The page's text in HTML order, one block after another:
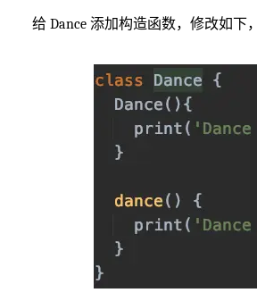
给 Dance 添加构造函数，修改如下，